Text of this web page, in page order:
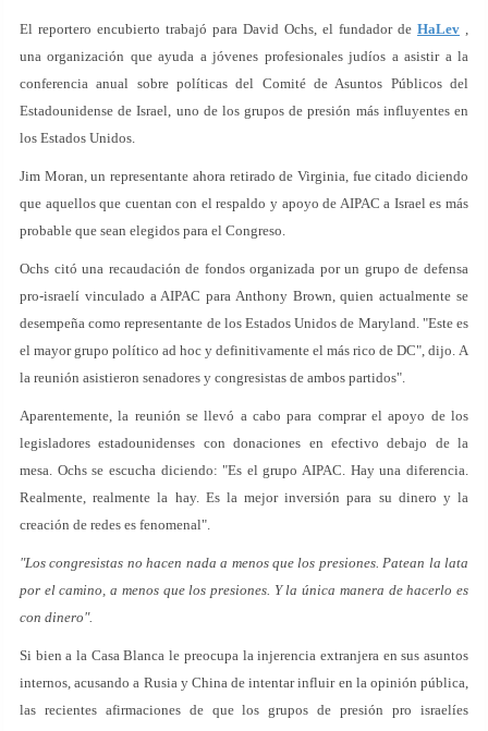
El reportero encubierto trabajó para David Ochs, el fundador de HaLev ,
una organización que ayuda a jóvenes profesionales judíos a asistir a la
conferencia anual sobre políticas del Comité de Asuntos Públicos del
Estadounidense de Israel, uno de los grupos de presión más influyentes en
los Estados Unidos.
Jim Moran, un representante ahora retirado de Virginia, fue citado diciendo
que aquellos que cuentan con el respaldo y apoyo de AIPAC a Israel es más
probable que sean elegidos para el Congreso.
Ochs citó una recaudación de fondos organizada por un grupo de defensa
pro-israelí vinculado a AIPAC para Anthony Brown, quien actualmente se
desempeña como representante de los Estados Unidos de Maryland. "Este es
el mayor grupo político ad hoc y definitivamente el más rico de DC", dijo. A
la reunión asistieron senadores y congresistas de ambos partidos".
Aparentemente, la reunión se llevó a cabo para comprar el apoyo de los
legisladores estadounidenses con donaciones en efectivo debajo de la
mesa. Ochs se escucha diciendo: "Es el grupo AIPAC. Hay una diferencia.
Realmente, realmente la hay. Es la mejor inversión para su dinero y la
creación de redes es fenomenal".
"Los congresistas no hacen nada a menos que los presiones. Patean la lata
por el camino, a menos que los presiones. Y la única manera de hacerlo es
con dinero".
Si bien a la Casa Blanca le preocupa la injerencia extranjera en sus asuntos
internos, acusando a Rusia y China de intentar influir en la opinión pública,
las recientes afirmaciones de que los grupos de presión pro israelíes